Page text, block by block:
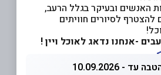
האנשים ובעיקר בגלל הרעב,
להצטרף לסיורים חוויתים
-אנחנו נדאג לאוכל ויין !
- 10.09.2026